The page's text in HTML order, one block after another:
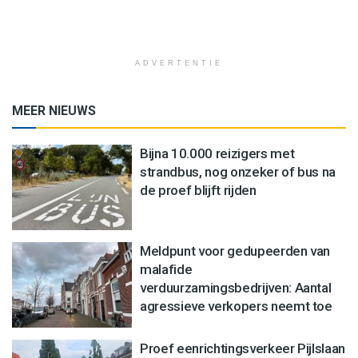
ADVERTENTIE
MEER NIEUWS
Bijna 10.000 reizigers met
strandbus, nog onzeker of bus na
de proef blijft rijden
Meldpunt voor gedupeerden van
malafide
verduurzamingsbedrijven: Aantal
agressieve verkopers neemt toe
Proef eenrichtingsverkeer Pijlslaan